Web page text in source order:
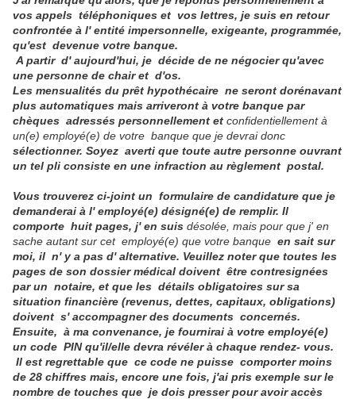
vos appels téléphoniques et vos lettres, je suis en retour
confrontée à l' entité impersonnelle, exigeante, programmée,
qu'est devenue votre banque.
A partir d' aujourd'hui, je décide de ne négocier qu'avec
une personne de chair et d'os.
Les mensualités du prêt hypothécaire ne seront dorénavant
plus automatiques mais arriveront à votre banque par
chèques adressés personnellement et confidentiellement à
un(e) employé(e) de votre banque que je devrai donc
sélectionner. Soyez averti que toute autre personne ouvrant
un tel pli consiste en une infraction au règlement postal.
Vous trouverez ci-joint un formulaire de candidature que je
demanderai à l' employé(e) désigné(e) de remplir. Il
comporte huit pages, j' en suis désolée, mais pour que j' en
sache autant sur cet employé(e) que votre banque en sait sur
moi, il n' y a pas d' alternative. Veuillez noter que toutes les
pages de son dossier médical doivent être contresignées
par un notaire, et que les détails obligatoires sur sa
situation financière (revenus, dettes, capitaux, obligations)
doivent s' accompagner des documents concernés.
Ensuite, à ma convenance, je fournirai à votre employé(e)
un code PIN qu'il/elle devra révéler à chaque rendez- vous.
Il est regrettable que ce code ne puisse comporter moins
de 28 chiffres mais, encore une fois, j'ai pris exemple sur le
nombre de touches que je dois presser pour avoir accès